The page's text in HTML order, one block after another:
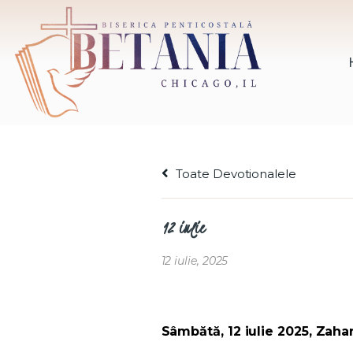
Toate Devotionalele
12 iulie
12 iulie, 2025
Sâmbătă, 12 iulie 2025,